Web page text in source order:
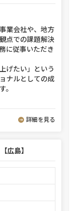
業会社や、地方
点での課題解決
に従事いただき
げたい」という
ナルとしての成
。
詳細を見る
広島】